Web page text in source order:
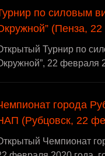
по силовым
(Пенза,
Турнир по
22 февраля
города
(Рубцовск, 22
Чемпионат